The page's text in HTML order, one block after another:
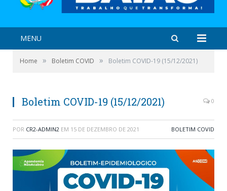
MENU
Home » Boletim COVID » Boletim COVID-19 (15/12/2021)
Boletim COVID-19 (15/12/2021) 0
POR CR2-ADMIN2 EM 15 DE DEZEMBRO DE 2021 BOLETIM COVID